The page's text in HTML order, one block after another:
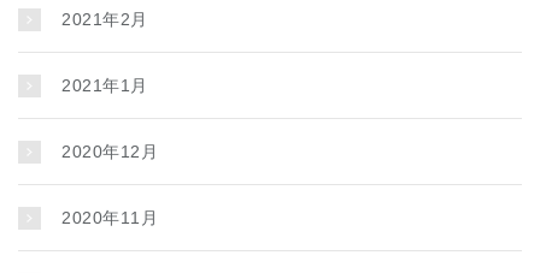
2021年2月
2021年1月
2020年12月
2020年11月